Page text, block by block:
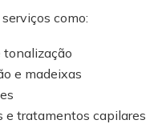
como:
tonalização
e madeixas
e tratamentos capilares